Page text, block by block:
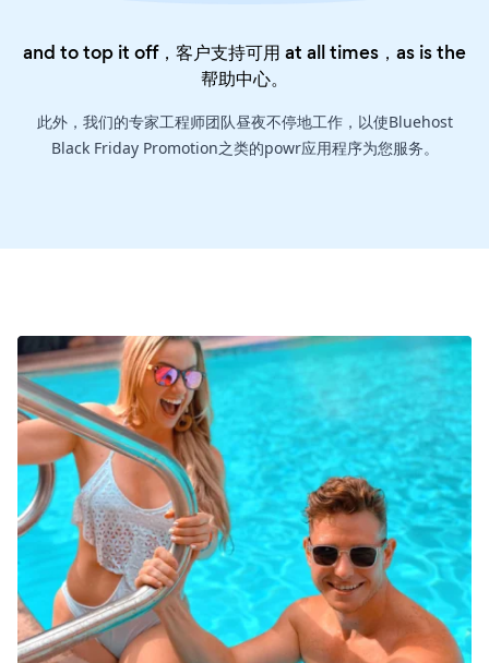
and to top it off，客户支持可用 at all times，as is the
帮助中心。
此外，我们的专家工程师团队昼夜不停地工作，以使Bluehost
Black Friday Promotion之类的powr应用程序为您服务。